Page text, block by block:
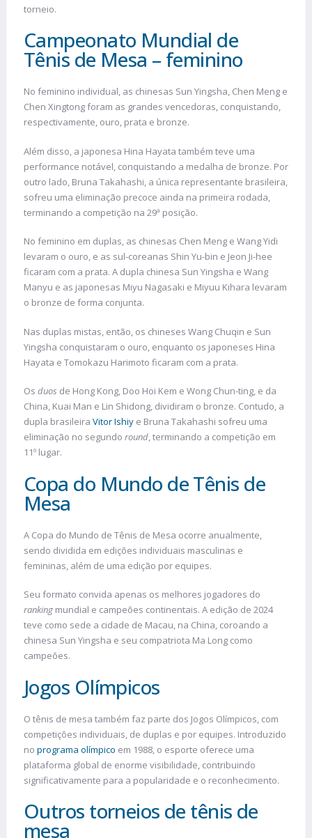
torneio.
Campeonato Mundial de
Tênis de Mesa – feminino
No feminino individual, as chinesas Sun Yingsha, Chen Meng e
Chen Xingtong foram as grandes vencedoras, conquistando,
respectivamente, ouro, prata e bronze.
Além disso, a japonesa Hina Hayata também teve uma
performance notável, conquistando a medalha de bronze. Por
outro lado, Bruna Takahashi, a única representante brasileira,
sofreu uma eliminação precoce ainda na primeira rodada,
terminando a competição na 29ª posição.
No feminino em duplas, as chinesas Chen Meng e Wang Yidi
levaram o ouro, e as sul-coreanas Shin Yu-bin e Jeon Ji-hee
ficaram com a prata. A dupla chinesa Sun Yingsha e Wang
Manyu e as japonesas Miyu Nagasaki e Miyuu Kihara levaram
o bronze de forma conjunta.
Nas duplas mistas, então, os chineses Wang Chuqin e Sun
Yingsha conquistaram o ouro, enquanto os japoneses Hina
Hayata e Tomokazu Harimoto ficaram com a prata.
Os duos de Hong Kong, Doo Hoi Kem e Wong Chun-ting, e da
China, Kuai Man e Lin Shidong, dividiram o bronze. Contudo, a
dupla brasileira Vitor Ishiy e Bruna Takahashi sofreu uma
eliminação no segundo round, terminando a competição em
11º lugar.
Copa do Mundo de Tênis de
Mesa
A Copa do Mundo de Tênis de Mesa ocorre anualmente,
sendo dividida em edições individuais masculinas e
femininas, além de uma edição por equipes.
Seu formato convida apenas os melhores jogadores do
ranking mundial e campeões continentais. A edição de 2024
teve como sede a cidade de Macau, na China, coroando a
chinesa Sun Yingsha e seu compatriota Ma Long como
campeões.
Jogos Olímpicos
O tênis de mesa também faz parte dos Jogos Olímpicos, com
competições individuais, de duplas e por equipes. Introduzido
no programa olímpico em 1988, o esporte oferece uma
plataforma global de enorme visibilidade, contribuindo
significativamente para a popularidade e o reconhecimento.
Outros torneios de tênis de
mesa